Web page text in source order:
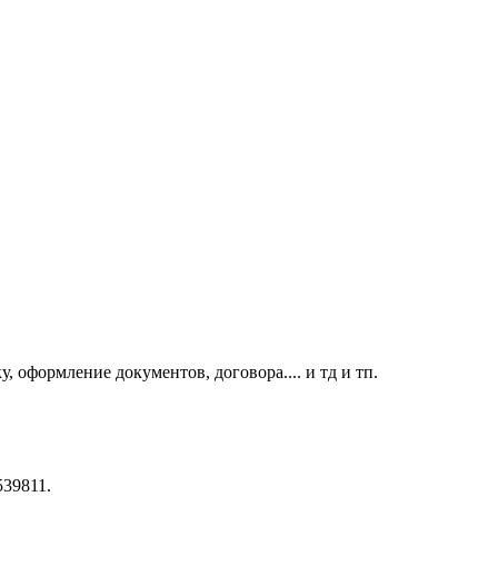
оформление документов, договора.... и тд и тп.